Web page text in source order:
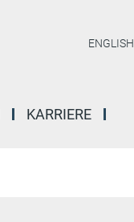
ENGLISH
KARRIERE